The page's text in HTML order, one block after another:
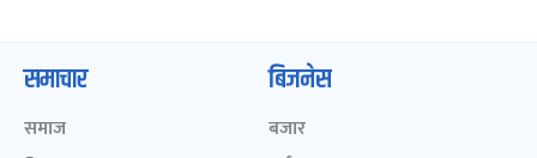
समाचार
समाज
बिजनेस
बजार